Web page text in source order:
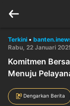
Terkini •
Rabu, 22 Januari
Komitmen
Menuju
Dengarkan Berita